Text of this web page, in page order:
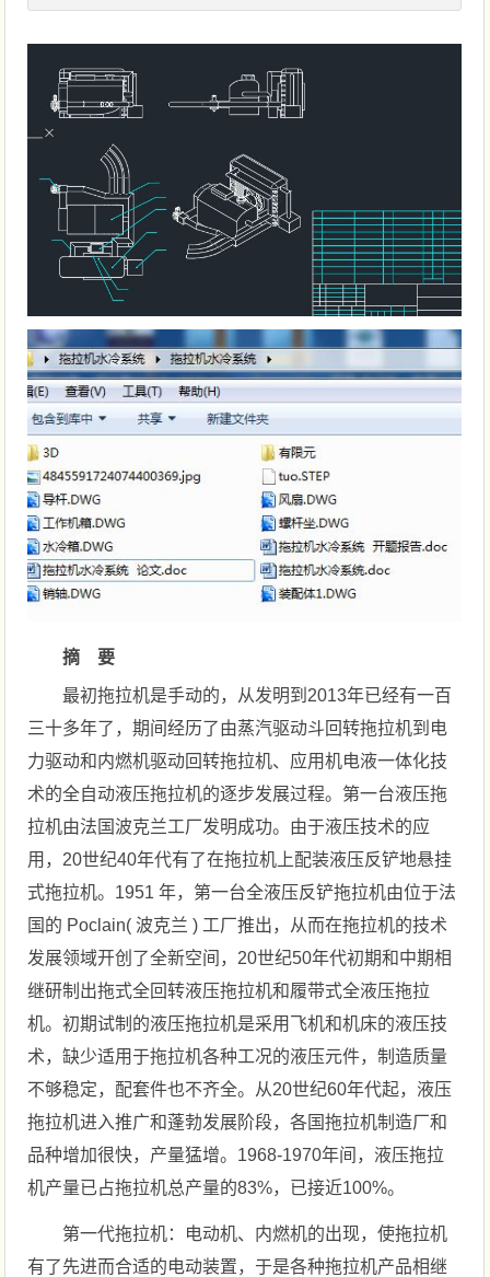
摘 要
最初拖拉机是手动的，从发明到2013年已经有一百
三十多年了，期间经历了由蒸汽驱动斗回转拖拉机到电
力驱动和内燃机驱动回转拖拉机、应用机电液一体化技
术的全自动液压拖拉机的逐步发展过程。第一台液压拖
拉机由法国波克兰工厂发明成功。由于液压技术的应
用，20世纪40年代有了在拖拉机上配装液压反铲地悬挂
式拖拉机。1951 年，第一台全液压反铲拖拉机由位于法
国的 Poclain( 波克兰 ) 工厂推出，从而在拖拉机的技术
发展领域开创了全新空间，20世纪50年代初期和中期相
继研制出拖式全回转液压拖拉机和履带式全液压拖拉
机。初期试制的液压拖拉机是采用飞机和机床的液压技
术，缺少适用于拖拉机各种工况的液压元件，制造质量
不够稳定，配套件也不齐全。从20世纪60年代起，液压
拖拉机进入推广和蓬勃发展阶段，各国拖拉机制造厂和
品种增加很快，产量猛增。1968-1970年间，液压拖拉
机产量已占拖拉机总产量的83%，已接近100%。
第一代拖拉机：电动机、内燃机的出现，使拖拉机
有了先进而合适的电动装置，于是各种拖拉机产品相继